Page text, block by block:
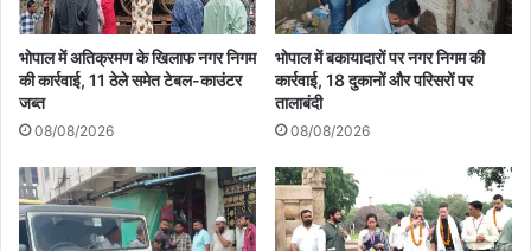
भोपाल में अतिक्रमण के खिलाफ नगर निगम
की कार्रवाई, 11 ठेले समेत टेबल-काउंटर
जब्त
08/08/2026
भोपाल में बकायादारों पर नगर निगम की
कार्रवाई, 18 दुकानों और परिसरों पर
तालाबंदी
08/08/2026